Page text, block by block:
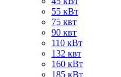
55 кВт
75 квт
90 квт
110 кВт
132 квт
160 кВт
185 кВт